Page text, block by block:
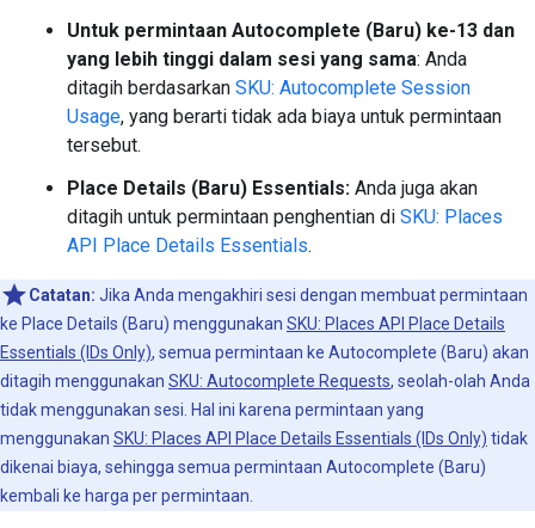
Untuk permintaan Autocomplete (Baru) ke-13 dan
yang lebih tinggi dalam sesi yang sama: Anda
ditagih berdasarkan SKU: Autocomplete Session
Usage, yang berarti tidak ada biaya untuk permintaan
tersebut.
Place Details (Baru) Essentials: Anda juga akan
ditagih untuk permintaan penghentian di SKU: Places
API Place Details Essentials.
Catatan: Jika Anda mengakhiri sesi dengan membuat permintaan
ke Place Details (Baru) menggunakan SKU: Places API Place Details
Essentials (IDs Only), semua permintaan ke Autocomplete (Baru) akan
ditagih menggunakan SKU: Autocomplete Requests, seolah-olah Anda
tidak menggunakan sesi. Hal ini karena permintaan yang
menggunakan SKU: Places API Place Details Essentials (IDs Only) tidak
dikenai biaya, sehingga semua permintaan Autocomplete (Baru)
kembali ke harga per permintaan.